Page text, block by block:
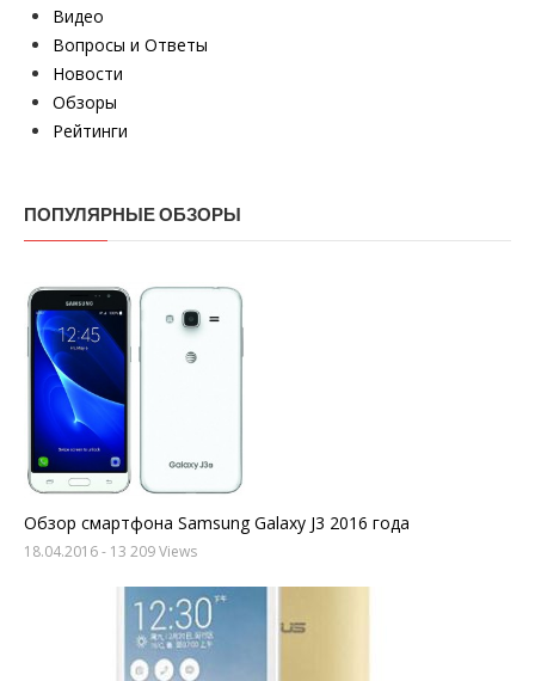
Видео
Вопросы и Ответы
Новости
Обзоры
Рейтинги
ПОПУЛЯРНЫЕ ОБЗОРЫ
Обзор смартфона Samsung Galaxy J3 2016 года
18.04.2016- 13 209 Views